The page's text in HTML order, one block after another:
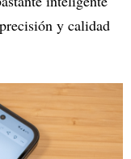
y calidad